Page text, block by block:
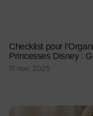
Checklist pour
Princesses Disney :
11 nov. 2025